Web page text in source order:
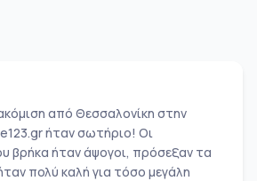
από Θεσσαλονίκη στην
ήταν σωτήριο! Οι
βρήκα ήταν άψογοι, πρόσεξαν τα
πολύ καλή για τόσο μεγάλη